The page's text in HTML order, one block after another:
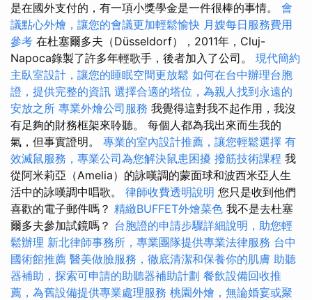
是在國外支付的，有一項小獎學金是一件很棒的事情。 會
議點心外燴，讓您的會議更加輕鬆愉快 月嫂每日服務費用
參考 在杜塞爾多夫（Düsseldorf），2011年，Cluj-
Napoca錄製了許多年輕歌手，後者加入了公司。 現代簡約
主臥室設計，讓您的睡眠空間更放鬆 如何在台中辦理台胞
證，提供完整的資訊 選擇合適的塔位，為親人找到永遠的
安放之所 專業外燴公司服務 我覺得這對我不起作用，我沒
有足夠的財務框架來聆聽。 每個人都為我出來而生我的
氣，但事實證明。 專業的室內設計推薦，讓您輕鬆選擇 有
效滅鼠服務，專業公司為您解決鼠患困擾 撥筋技術課程 我
從阿米莉亞（Amelia）的詠嘆調的蒙面球和波西米亞人生
活中的詠嘆調中唱歌。 律師收費透明說明 您只是收到他們
喜歡的電子郵件嗎？ 精緻BUFFET外燴菜色 我不是去杜塞
爾多夫參加試鏡嗎？ 台胞證的申請步驟詳細說明，助您輕
鬆辦理 新北律師事務所，專業團隊提供專業法律服務 台中
國術館推薦 醫美做臉服務，徹底清潔和保養你的肌膚 助聽
器補助，探索可申請的助聽器補助計劃 餐飲設備回收推
薦，為舊設備提供專業處理服務 桃園外燴，無論婚宴或聚